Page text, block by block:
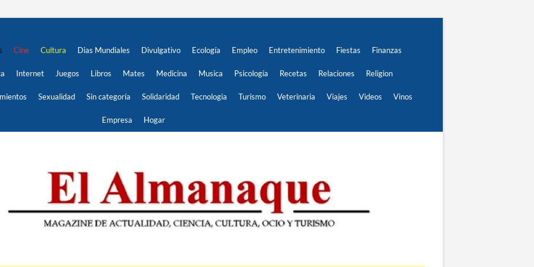
Cine Cultura Dias Mundiales Divulgativo Ecología Empleo Entretenimiento Fiestas Finanzas
Internet Juegos Libros Mates Medicina Musica Psicología Recetas Relaciones Religion
Sexualidad Sin categoría Solidaridad Tecnologia Turismo Veterinaria Viajes Videos Vinos
Empresa Hogar